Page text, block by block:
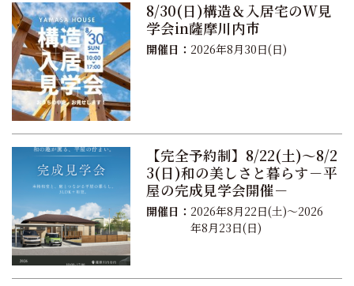
8/30(日)構造＆入居宅のW見
学会in薩摩川内市
開催日： 2026年8月30日(日)
【完全予約制】8/22(土)～8/2
3(日)和の美しさと暮らす－平
屋の完成見学会開催－
開催日： 2026年8月22日(土)～2026
年8月23日(日)